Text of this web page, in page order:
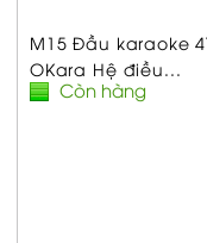
M15 Đầu karaoke
OKara Hệ điều...
Còn hàng